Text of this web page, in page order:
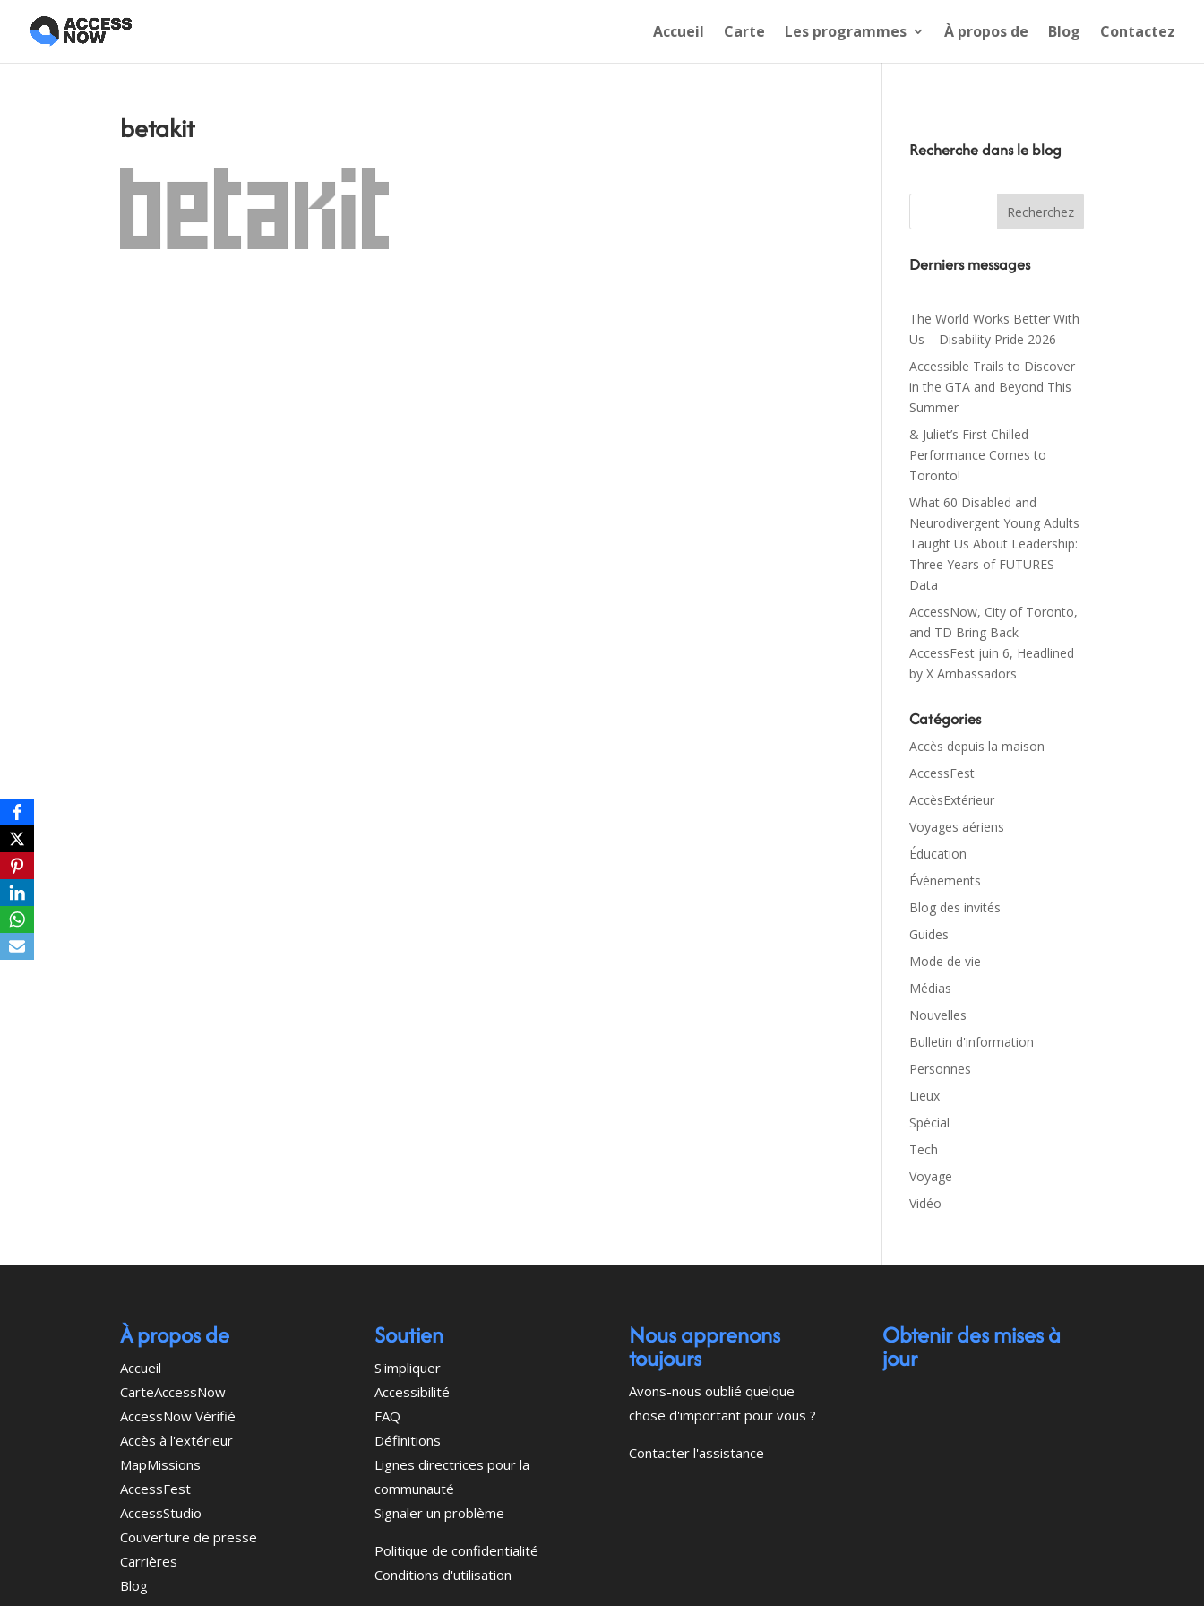
Accueil Carte Les programmes À propos de Blog Contactez
betakit
Recherche dans le blog
Derniers messages
The World Works Better With
Us – Disability Pride 2026
Accessible Trails to Discover
in the GTA and Beyond This
Summer
& Juliet’s First Chilled
Performance Comes to
Toronto!
What 60 Disabled and
Neurodivergent Young Adults
Taught Us About Leadership:
Three Years of FUTURES
Data
AccessNow, City of Toronto,
and TD Bring Back
AccessFest juin 6, Headlined
by X Ambassadors
Catégories
Accès depuis la maison
AccessFest
AccèsExtérieur
Voyages aériens
Éducation
Événements
Blog des invités
Guides
Mode de vie
Médias
Nouvelles
Bulletin d'information
Personnes
Lieux
Spécial
Tech
Voyage
Vidéo
À propos de
Accueil
CarteAccessNow
AccessNow Vérifié
Accès à l'extérieur
MapMissions
AccessFest
AccessStudio
Couverture de presse
Carrières
Blog
Soutien
S'impliquer
Accessibilité
FAQ
Définitions
Lignes directrices pour la
communauté
Signaler un problème
Politique de confidentialité
Conditions d'utilisation
Nous apprenons
toujours
Avons-nous oublié quelque
chose d'important pour vous ?
Contacter l'assistance
Obtenir des mises à
jour